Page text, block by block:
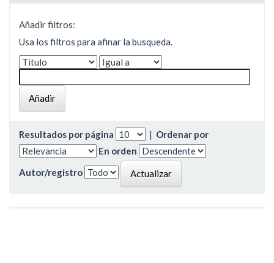
Añadir filtros:
Usa los filtros para afinar la busqueda.
Resultados por página | Ordenar por
En orden
Autor/registro